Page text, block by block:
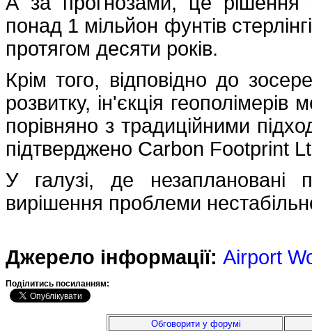
понад 1 мільйон фунтів
протягом десяти років.
Крім того, відповідно до
розвитку, ін'єкція
порівняно з традиційними
підтверджено Carbon Footprint
У галузі, де незаплановані
вирішення проблеми
Джерело інформації: Airport
Подiлитись посиланням:
Обговорити у форумі